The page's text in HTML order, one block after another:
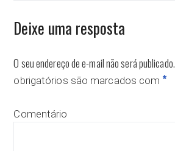
Deixe uma resposta
O seu endereço de e-mail não será publicado.
obrigatórios são marcados com *
Comentário